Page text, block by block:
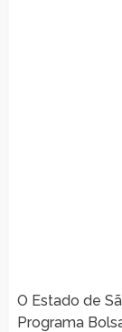
O Estado de
Programa